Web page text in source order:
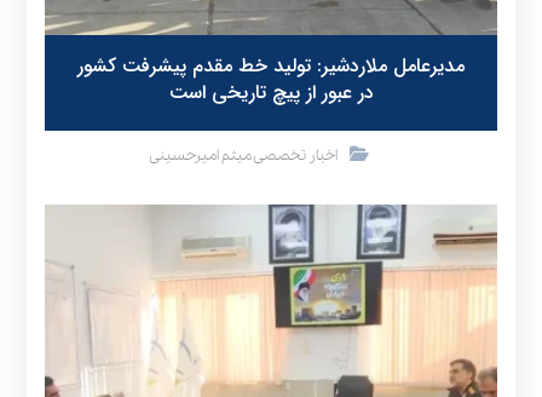
مدیرعامل ملاردشیر: تولید خط مقدم پیشرفت کشور
در عبور از پیچ تاریخی است
اخبار تخصصی میثم امیرحسینی